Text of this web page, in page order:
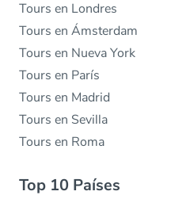
Tours en Londres
Tours en Ámsterdam
Tours en Nueva York
Tours en París
Tours en Madrid
Tours en Sevilla
Tours en Roma
Top 10 Países